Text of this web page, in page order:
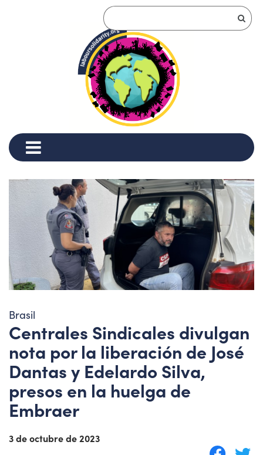
Brasil
Centrales Sindicales divulgan
nota por la liberación de José
Dantas y Edelardo Silva,
presos en la huelga de
Embraer
3 de octubre de 2023